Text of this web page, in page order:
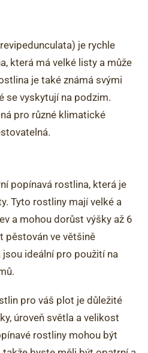
je rychle
která má velké listy a může
je také známá svými
se vyskytují na podzim.
pro různé klimatické
popínavá rostlina, která je
Tyto rostliny mají velké a
a mohou dorůst výšky až 6
pěstován ve většině
ideální pro použití na
pro váš plot je důležité
úroveň světla a velikost
rostliny mohou být